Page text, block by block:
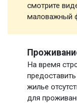
смотрите
маловажный
На время
жилье
для